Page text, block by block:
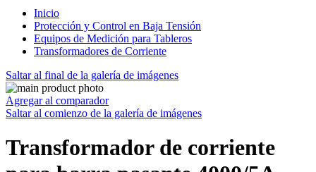
Inicio
Protección y Control en Baja Tensión
Equipos de Medición para Tableros
Transformadores de Corriente
Saltar al final de la galería de imágenes
Agregar al comparador
Saltar al comienzo de la galería de imágenes
Transformador de corriente